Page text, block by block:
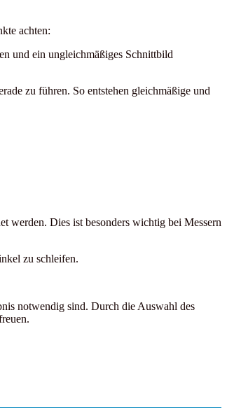
achten:
und ein ungleichmäßiges Schnittbild
zu führen. So entstehen gleichmäßige und
werden. Dies ist besonders wichtig bei Messern
zu schleifen.
notwendig sind. Durch die Auswahl des